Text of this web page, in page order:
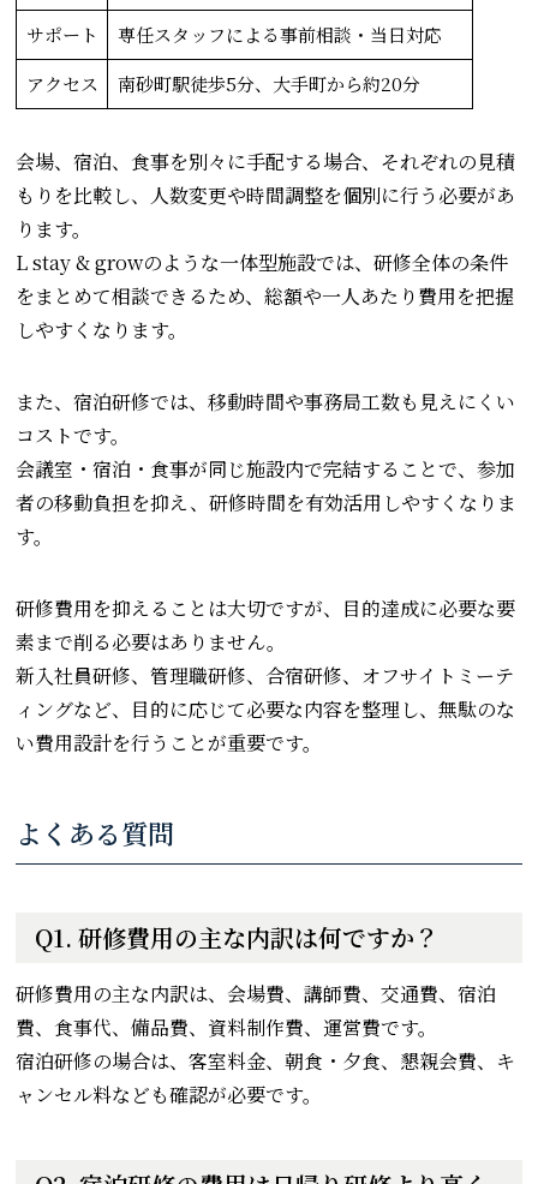
サポート
専任スタッフによる事前相談・当日対応
アクセス
南砂町駅徒歩5分、大手町から約20分
会場、宿泊、食事を別々に手配する場合、それぞれの見積
もりを比較し、人数変更や時間調整を個別に行う必要があ
ります。
L stay & growのような一体型施設では、研修全体の条件
をまとめて相談できるため、総額や一人あたり費用を把握
しやすくなります。
また、宿泊研修では、移動時間や事務局工数も見えにくい
コストです。
会議室・宿泊・食事が同じ施設内で完結することで、参加
者の移動負担を抑え、研修時間を有効活用しやすくなりま
す。
研修費用を抑えることは大切ですが、目的達成に必要な要
素まで削る必要はありません。
新入社員研修、管理職研修、合宿研修、オフサイトミーテ
ィングなど、目的に応じて必要な内容を整理し、無駄のな
い費用設計を行うことが重要です。
よくある質問
Q1. 研修費用の主な内訳は何ですか？
研修費用の主な内訳は、会場費、講師費、交通費、宿泊
費、食事代、備品費、資料制作費、運営費です。
宿泊研修の場合は、客室料金、朝食・夕食、懇親会費、キ
ャンセル料なども確認が必要です。